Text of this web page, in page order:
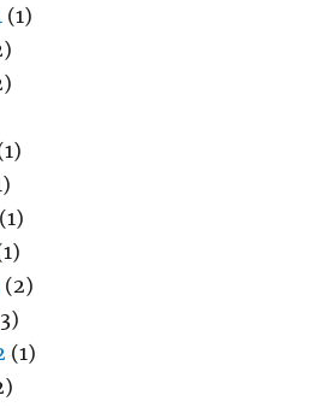
(1)
(1)
(2)
(1)